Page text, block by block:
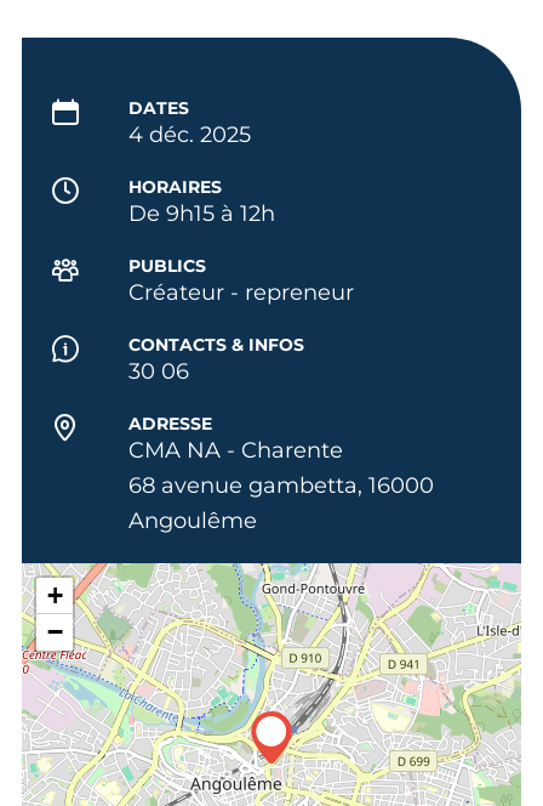
DATES
4 déc. 2025
HORAIRES
De 9h15 à 12h
PUBLICS
Créateur - repreneur
CONTACTS & INFOS
30 06
ADRESSE
CMA NA - Charente
68 avenue gambetta, 16000
Angoulême
+
−